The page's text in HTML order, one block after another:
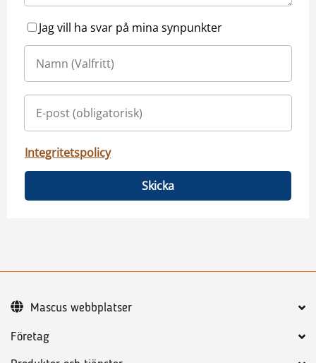
Jag vill ha svar på mina synpunkter
Integritetspolicy
Skicka
Företag
Mascus webbplatser